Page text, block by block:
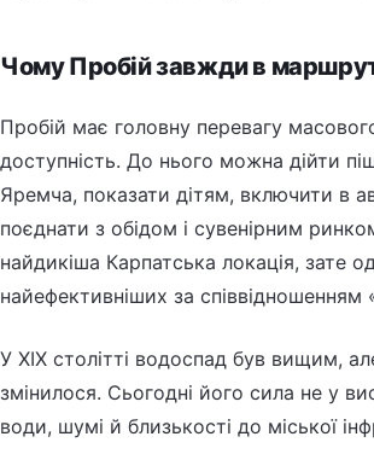
Чому Пробій завжди в
Пробій має головну перевагу
доступність. До нього можна дійти
Яремча, показати дітям, включити в
поєднати з обідом і сувенірним
найдикіша Карпатська локація, зате
найефективніших за співвідношенням
У XIX столітті водоспад був вищим,
змінилося. Сьогодні його сила не у
води, шумі й близькості до міської